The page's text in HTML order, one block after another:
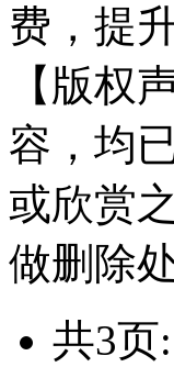
费，提
【版权
容，均
或欣赏
做删除
共3页: